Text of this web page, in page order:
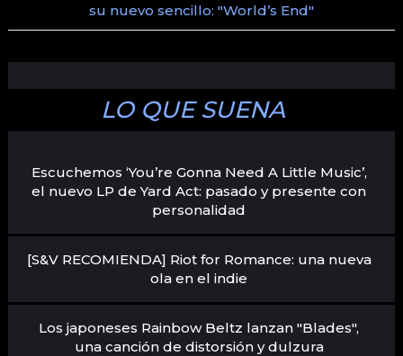
su nuevo sencillo: "World’s End"
LO QUE SUENA
Escuchemos ‘You’re Gonna Need A Little Music’,
el nuevo LP de Yard Act: pasado y presente con
personalidad
[S&V RECOMIENDA] Riot for Romance: una nueva
ola en el indie
Los japoneses Rainbow Beltz lanzan "Blades",
una canción de distorsión y dulzura